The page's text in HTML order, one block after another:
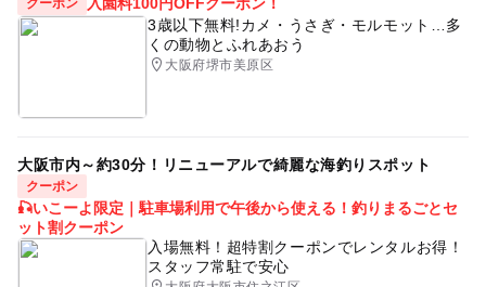
3歳以下無料!カメ・うさぎ・モルモット…多
くの動物とふれあおう
大阪府堺市美原区
大阪市内～約30分！リニューアルで綺麗な海釣りスポット
クーポン
🎣いこーよ限定｜駐車場利用で午後から使える！釣りまるごとセ
ット割クーポン
入場無料！超特割クーポンでレンタルお得！
スタッフ常駐で安心